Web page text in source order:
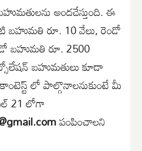
అందచేస్తుంది. ఈ
బహుమతి రూ. 10 వేలు, రెండో
బహుమతి రూ. 2500
బహుమతులు కూడా
లో పాల్గొనాలనుకుంటే మీ
21 లోగా
పంపించాలని